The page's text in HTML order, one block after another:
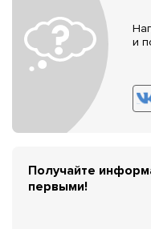
и
Получайте
первыми!